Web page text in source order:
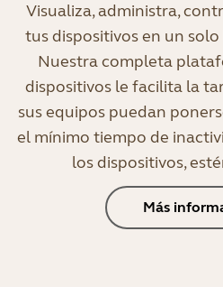
Visualiza, administra,
tus dispositivos en un solo
Nuestra completa
dispositivos le facilita la
sus equipos puedan
el mínimo tiempo de
los dispositivos,
Más